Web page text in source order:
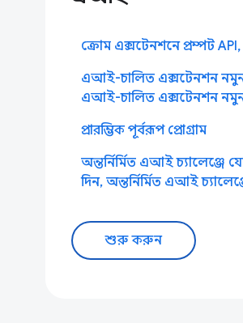
ক্রোম এক্সটেনশনে প্রম্পট
এআই-চালিত এক্সটেনশন
এআই-চালিত এক্সটেনশন
প্রারম্ভিক পূর্বরূপ প্রোগ্রাম
অন্তর্নির্মিত এআই চ্যালেঞ্জে
দিন, অন্তর্নির্মিত এআই
শুরু করুন